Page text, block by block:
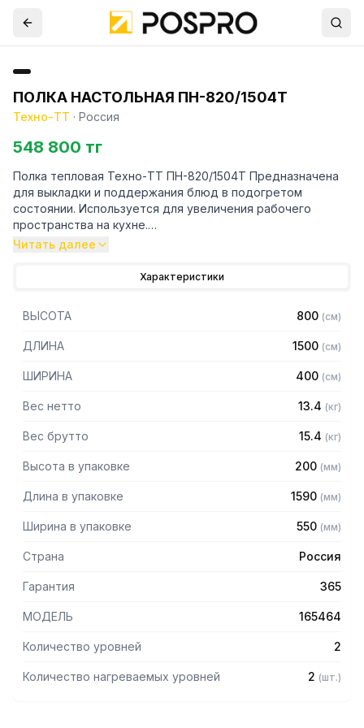
ПОЛКА НАСТОЛЬНАЯ ПН-820/1504Т
Техно-ТТ · Россия
548 800 тг
Полка тепловая Техно-ТТ ПН-820/1504Т Предназначена
для выкладки и поддержания блюд в подогретом
состоянии. Используется для увеличения рабочего
пространства на кухне.
0,8 мм
— Каркас - труба 20х20 из нержавеющей стали марки AISI
430 толщиной 1,2 мм
— Разборная конструкция
Читать далее
Характеристики
ВЫСОТА 800 (см)
ДЛИНА 1500 (см)
ШИРИНА 400 (см)
Вес нетто 13.4 (кг)
Вес брутто 15.4 (кг)
Высота в упаковке 200 (мм)
Длина в упаковке 1590 (мм)
Ширина в упаковке 550 (мм)
Страна Россия
Гарантия 365
МОДЕЛЬ 165464
Количество уровней 2
Количество нагреваемых уровней 2 (шт.)